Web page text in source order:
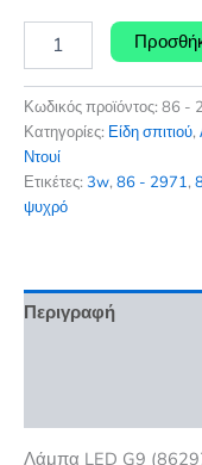
was:
1,00 €.
3W
Ψυχρό
SMD
ποσότητα
Κωδικός προϊόντος: 86 -
Κατηγορίες: Είδη σπιτιού,
Ντουί
Ετικέτες: 3w, 86 - 2971,
ψυχρό
Περιγραφή
Λάμπα LED G9